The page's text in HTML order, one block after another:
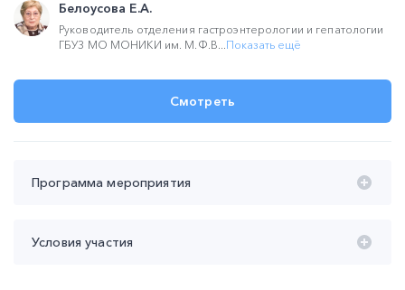
Белоусова Е.А.
Руководитель отделения гастроэнтерологии и гепатологии
ГБУЗ МО МОНИКИ им. М.Ф.В...Показать ещё
Смотреть
Программа мероприятия
Условия участия